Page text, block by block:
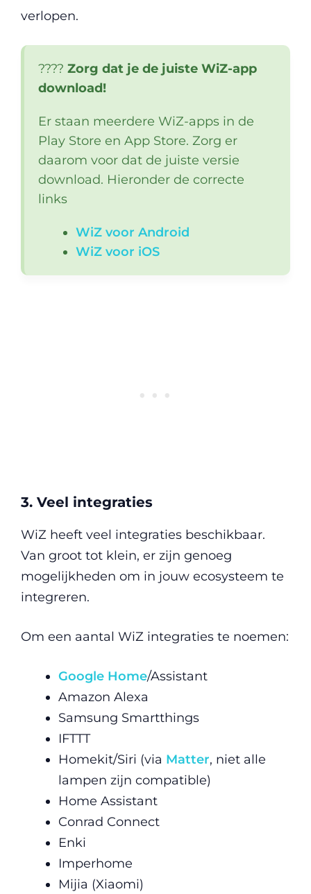
verlopen.
???? Zorg dat je de juiste WiZ-app
download!
Er staan meerdere WiZ-apps in de
Play Store en App Store. Zorg er
daarom voor dat de juiste versie
download. Hieronder de correcte
links
WiZ voor Android
WiZ voor iOS
3. Veel integraties
WiZ heeft veel integraties beschikbaar.
Van groot tot klein, er zijn genoeg
mogelijkheden om in jouw ecosysteem te
integreren.
Om een aantal WiZ integraties te noemen:
Google Home/Assistant
Amazon Alexa
Samsung Smartthings
IFTTT
Homekit/Siri (via Matter, niet alle
lampen zijn compatible)
Home Assistant
Conrad Connect
Enki
Imperhome
Mijia (Xiaomi)